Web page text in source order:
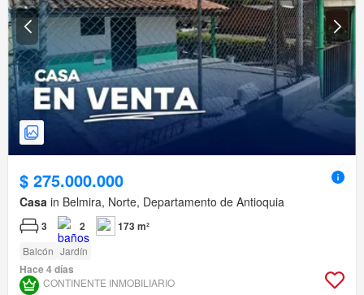
$ 275.000.000
Casa in Belmira, Norte, Departamento de Antioquia
3 2 173 m²
Balcón Jardín
Hace 4 días
CONTINENTE INMOBILIARIO